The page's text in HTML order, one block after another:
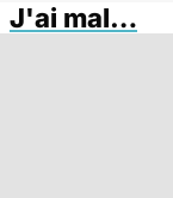
J'ai mal…